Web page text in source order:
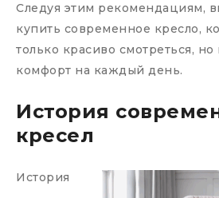
Следуя этим рекомендациям,
купить современное кресло,
только красиво смотреться, но
комфорт на каждый день.
История
кресел
История